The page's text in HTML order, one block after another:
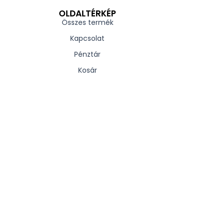
OLDALTÉRKÉP
Összes termék
Kapcsolat
Pénztár
Kosár